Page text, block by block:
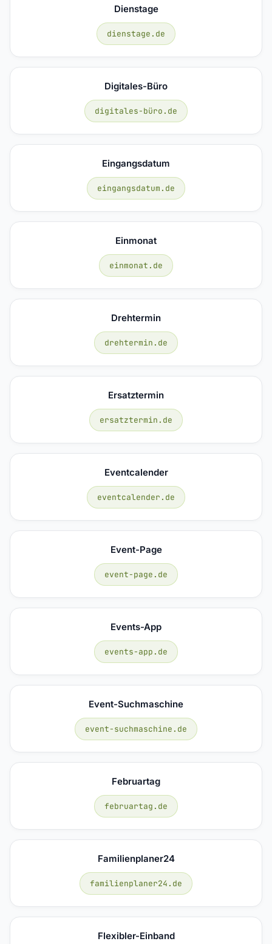
Dienstage
dienstage.de
Digitales-Büro
digitales-büro.de
Eingangsdatum
eingangsdatum.de
Einmonat
einmonat.de
Drehtermin
drehtermin.de
Ersatztermin
ersatztermin.de
Eventcalender
eventcalender.de
Event-Page
event-page.de
Events-App
events-app.de
Event-Suchmaschine
event-suchmaschine.de
Februartag
februartag.de
Familienplaner24
familienplaner24.de
Flexibler-Einband